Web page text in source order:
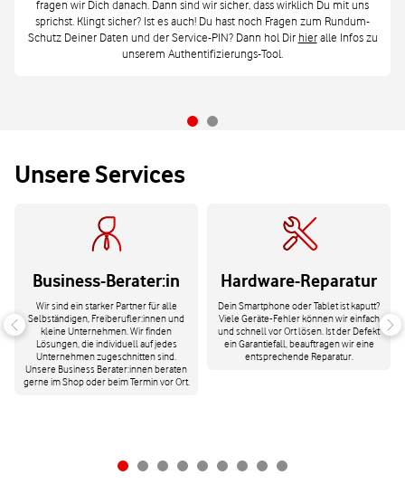
fragen wir Dich danach. Dann sind wir sicher, dass wirklich Du mit uns
sprichst. Klingt sicher? Ist es auch! Du hast noch Fragen zum Rundum-
Schutz Deiner Daten und der Service-PIN? Dann hol Dir hieralle Infos zu
unserem Authentifizierungs-Tool.
Unsere Services
Business-Berater:in
Wir sind ein starker Partner für alle
Selbständigen, Freiberufler:innen und
kleine Unternehmen. Wir finden
Lösungen, die individuell auf jedes
Unternehmen zugeschnitten sind.
Unsere Business Berater:innen beraten
gerne im Shop oder beim Termin vor Ort.
Hardware-Reparatur
Dein Smartphone oder Tablet ist kaputt?
Viele Geräte-Fehler können wir einfach
und schnell vor Ort lösen. Ist der Defekt
ein Garantiefall, beauftragen wir eine
entsprechende Reparatur.